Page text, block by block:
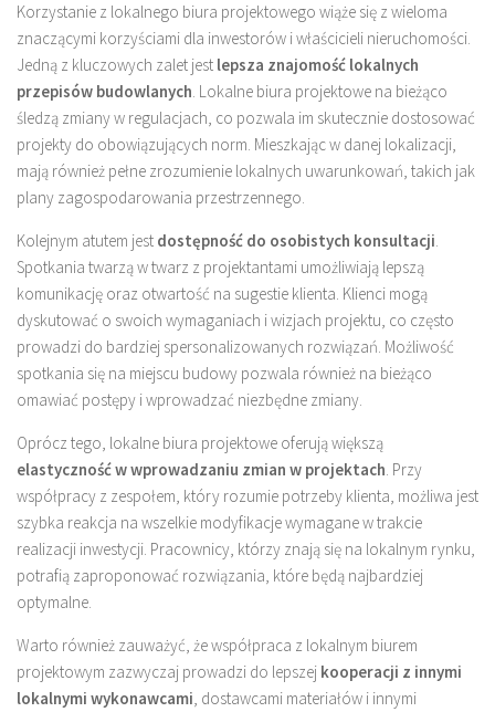
Korzystanie z lokalnego biura projektowego wiąże się z wieloma
znaczącymi korzyściami dla inwestorów i właścicieli nieruchomości.
Jedną z kluczowych zalet jest lepsza znajomość lokalnych
przepisów budowlanych . Lokalne biura projektowe na bieżąco
śledzą zmiany w regulacjach, co pozwala im skutecznie dostosować
projekty do obowiązujących norm. Mieszkając w danej lokalizacji,
mają również pełne zrozumienie lokalnych uwarunkowań, takich jak
plany zagospodarowania przestrzennego.
Kolejnym atutem jest dostępność do osobistych konsultacji
Spotkania twarzą w twarz z projektantami umożliwiają lepszą
komunikację oraz otwartość na sugestie klienta. Klienci mogą
dyskutować o swoich wymaganiach i wizjach projektu, co często
prowadzi do bardziej spersonalizowanych rozwiązań. Możliwość
spotkania się na miejscu budowy pozwala również na bieżąco
omawiać postępy i wprowadzać niezbędne zmiany.
Oprócz tego, lokalne biura projektowe oferują większą
elastyczność w wprowadzaniu zmian w projektach . Przy
współpracy z zespołem, który rozumie potrzeby klienta, możliwa jest
szybka reakcja na wszelkie modyfikacje wymagane w trakcie
realizacji inwestycji. Pracownicy, którzy znają się na lokalnym rynku,
potrafią zaproponować rozwiązania, które będą najbardziej
optymalne.
Warto również zauważyć, że współpraca z lokalnym biurem
projektowym zazwyczaj prowadzi do lepszej kooperacji z innymi
lokalnymi wykonawcami , dostawcami materiałów i innymi